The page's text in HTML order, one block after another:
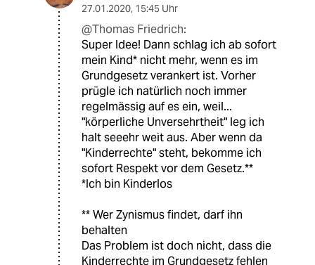
27.01.2020, 15:45 Uhr
@Thomas Friedrich:
Super Idee! Dann schlag ich ab sofort
mein Kind* nicht mehr, wenn es im
Grundgesetz verankert ist. Vorher
prügle ich natürlich noch immer
regelmässig auf es ein, weil...
"körperliche Unversehrtheit" leg ich
halt seeehr weit aus. Aber wenn da
"Kinderrechte" steht, bekomme ich
sofort Respekt vor dem Gesetz.**
*Ich bin Kinderlos
** Wer Zynismus findet, darf ihn
behalten
Das Problem ist doch nicht, dass die
Kinderrechte im Grundgesetz fehlen